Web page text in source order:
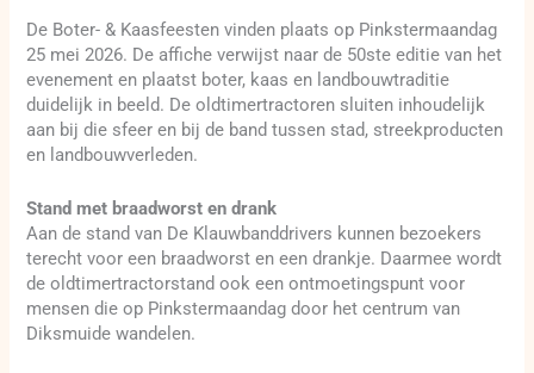
De Boter- & Kaasfeesten vinden plaats op Pinkstermaandag
25 mei 2026. De affiche verwijst naar de 50ste editie van het
evenement en plaatst boter, kaas en landbouwtraditie
duidelijk in beeld. De oldtimertractoren sluiten inhoudelijk
aan bij die sfeer en bij de band tussen stad, streekproducten
en landbouwverleden.
Stand met braadworst en drank
Aan de stand van De Klauwbanddrivers kunnen bezoekers
terecht voor een braadworst en een drankje. Daarmee wordt
de oldtimertractorstand ook een ontmoetingspunt voor
mensen die op Pinkstermaandag door het centrum van
Diksmuide wandelen.